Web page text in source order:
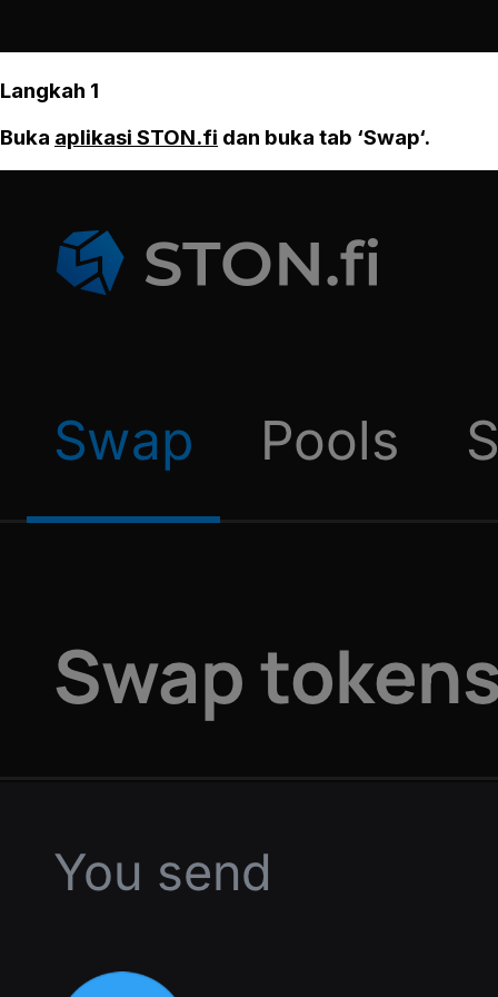
Langkah 1
Buka aplikasi STON.fi dan buka tab ‘Swap‘.